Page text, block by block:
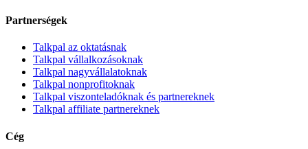
Partnerségek
Talkpal az oktatásnak
Talkpal vállalkozásoknak
Talkpal nagyvállalatoknak
Talkpal nonprofitoknak
Talkpal viszonteladóknak és partnereknek
Talkpal affiliate partnereknek
Cég